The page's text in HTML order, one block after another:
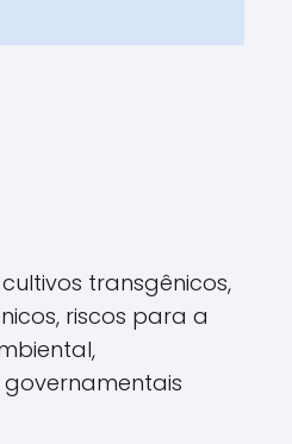
cultivos transgênicos,
riscos para a